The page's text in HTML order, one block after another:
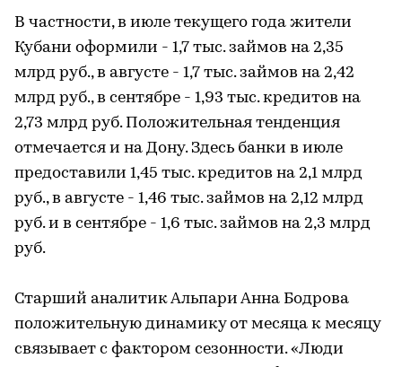
В частности, в июле текущего года жители
Кубани оформили - 1,7 тыс. займов на 2,35
млрд руб., в августе - 1,7 тыс. займов на 2,42
млрд руб., в сентябре - 1,93 тыс. кредитов на
2,73 млрд руб. Положительная тенденция
отмечается и на Дону. Здесь банки в июле
предоставили 1,45 тыс. кредитов на 2,1 млрд
руб., в августе - 1,46 тыс. займов на 2,12 млрд
руб. и в сентябре - 1,6 тыс. займов на 2,3 млрд
руб.
Старший аналитик Альпари Анна Бодрова
положительную динамику от месяца к месяцу
связывает с фактором сезонности. «Люди